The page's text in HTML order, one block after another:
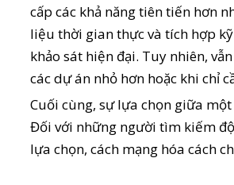
cấp các khả năng tiên tiến hơn
liệu thời gian thực và tích hợp
khảo sát hiện đại. Tuy nhiên,
các dự án nhỏ hơn hoặc khi chỉ
Cuối cùng, sự lựa chọn giữa
Đối với những người tìm kiếm
lựa chọn, cách mạng hóa cách